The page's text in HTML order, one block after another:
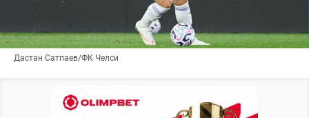
Дастан Сатпаев/ФК Челси